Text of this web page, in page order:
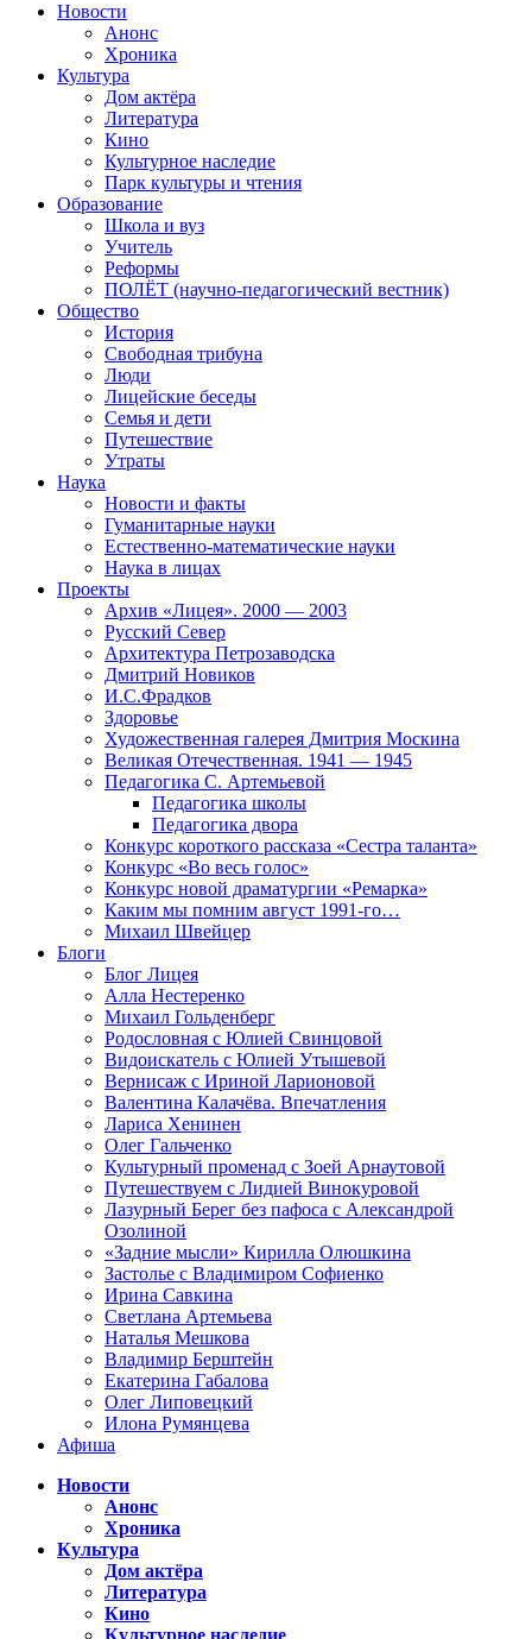
Новости
Анонс
Хроника
Культура
Дом актёра
Литература
Кино
Культурное наследие
Парк культуры и чтения
Образование
Школа и вуз
Учитель
Реформы
ПОЛЁТ (научно-педагогический вестник)
Общество
История
Свободная трибуна
Люди
Лицейские беседы
Семья и дети
Путешествие
Утраты
Наука
Новости и факты
Гуманитарные науки
Естественно-математические науки
Наука в лицах
Проекты
Архив «Лицея». 2000 — 2003
Русский Север
Архитектура Петрозаводска
Дмитрий Новиков
И.С.Фрадков
Здоровье
Художественная галерея Дмитрия Москина
Великая Отечественная. 1941 — 1945
Педагогика С. Артемьевой
Педагогика школы
Педагогика двора
Конкурс короткого рассказа «Сестра таланта»
Конкурс «Во весь голос»
Конкурс новой драматургии «Ремарка»
Каким мы помним август 1991-го…
Михаил Швейцер
Блоги
Блог Лицея
Алла Нестеренко
Михаил Гольденберг
Родословная с Юлией Свинцовой
Видоискатель с Юлией Утышевой
Вернисаж с Ириной Ларионовой
Валентина Калачёва. Впечатления
Лариса Хенинен
Олег Гальченко
Культурный променад с Зоей Арнаутовой
Путешествуем с Лидией Винокуровой
Лазурный Берег без пафоса с Александрой
Озолиной
«Задние мысли» Кирилла Олюшкина
Застолье с Владимиром Софиенко
Ирина Савкина
Светлана Артемьева
Наталья Мешкова
Владимир Берштейн
Екатерина Габалова
Олег Липовецкий
Илона Румянцева
Афиша
Новости
Анонс
Хроника
Культура
Дом актёра
Литература
Кино